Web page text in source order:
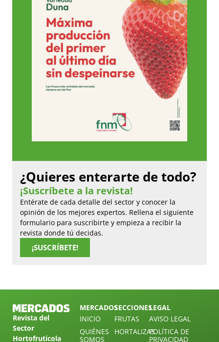
¿Quieres enterarte de todo?
¡Suscríbete a la revista!
Entérate de cada detalle del sector y conocer la
opinión de los mejores expertos. Rellena el siguiente
formulario para suscribirte y empieza a recibir la
revista donde tú decidas.
¡SUSCRÍBETE!
Revista del
Sector
Hortofrutícola
MERCADOS
INICIO
QUIÉNES
SOMOS
SECCIONES
FRUTAS
HORTALIZAS
LEGAL
AVISO LEGAL
POLÍTICA DE
PRIVACIDAD